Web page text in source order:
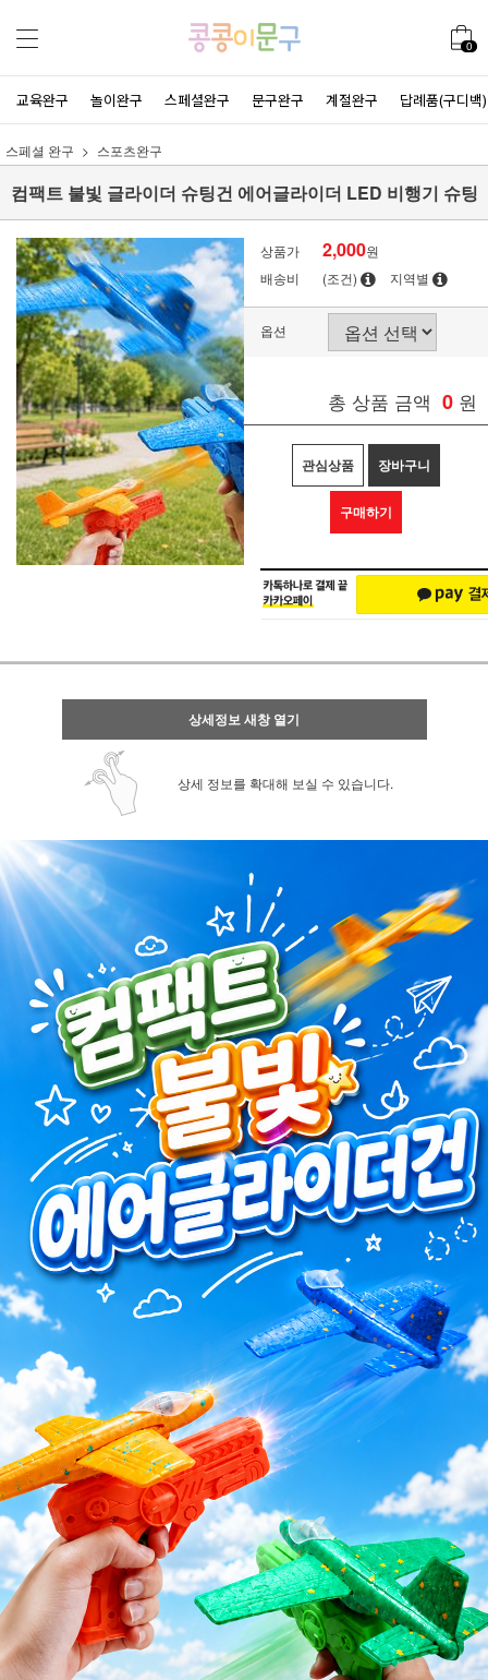
0
교육완구 놀이완구 스페셜완구 문구완구 계절완구 답례품(구디백)
스페셜 완구 스포츠완구
컴팩트 불빛 글라이더 슈팅건 에어글라이더 LED 비행기 슈팅
상품가 2,000원
배송비
(조건) 지역별
옵션
총 상품 금액 0 원
관심상품 장바구니
구매하기
상세정보 새창 열기
상세 정보를 확대해 보실 수 있습니다.